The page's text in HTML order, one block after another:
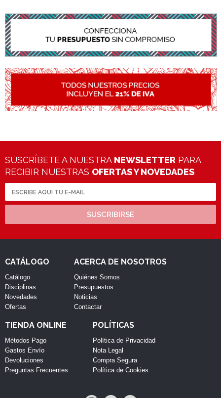
SUSCRÍBETE A NUESTRA NEWSLETTER PARA
RECIBIR NUESTRAS OFERTAS Y NOVEDADES
SUSCRIBIRSE
CATÁLOGO
Catálogo
Disciplinas
Novedades
Ofertas
ACERCA DE NOSOTROS
Quiénes Somos
Presupuestos
Noticias
Contactar
TIENDA ONLINE
Métodos Pago
Gastos Envío
Devoluciones
Preguntas Frecuentes
POLÍTICAS
Política de Privacidad
Nota Legal
Compra Segura
Política de Cookies